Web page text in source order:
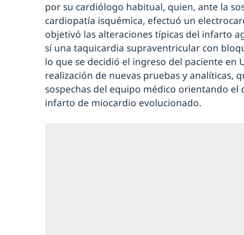
por su cardiólogo habitual, quien, ante la
cardiopatía isquémica, efectuó un
objetivó las alteraciones típicas del infarto
sí una taquicardia supraventricular con
lo que se decidió el ingreso del paciente en
realización de nuevas pruebas y analíticas,
sospechas del equipo médico orientando el
infarto de miocardio evolucionado.